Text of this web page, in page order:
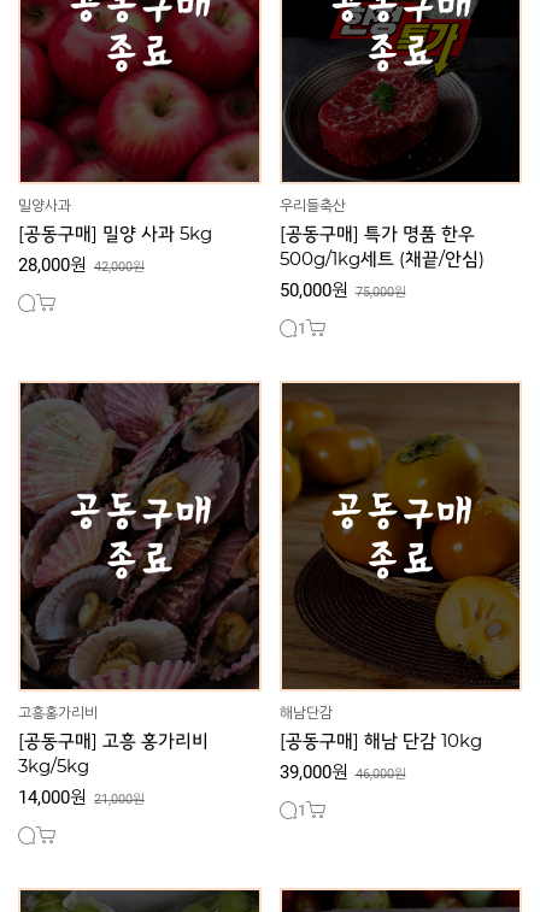
밀양사과
[공동구매] 밀양 사과 5kg
28,000원 42,000원
우리들축산
[공동구매] 특가 명품 한우
500g/1kg세트 (채끝/안심)
50,000원 75,000원
1
고흥홍가리비
[공동구매] 고흥 홍가리비
3kg/5kg
14,000원 21,000원
해남단감
[공동구매] 해남 단감 10kg
39,000원 46,000원
1